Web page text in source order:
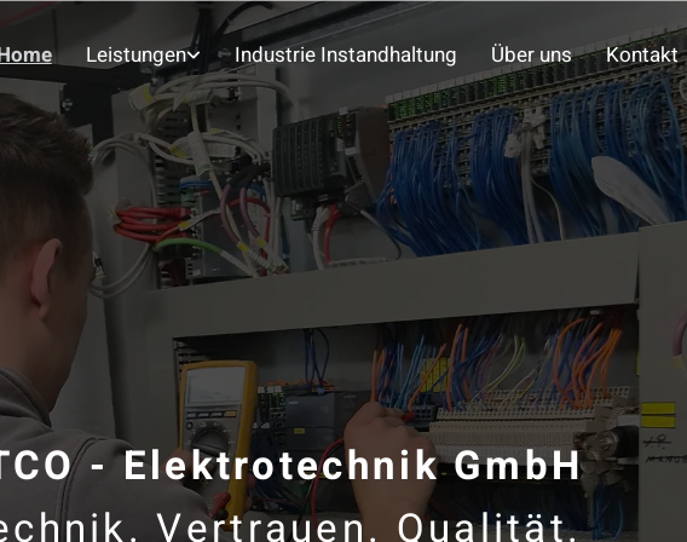
Leistungen Industrie Instandhaltung Über uns Kontakt
- Elektrotechnik GmbH
Vertrauen. Qualität.